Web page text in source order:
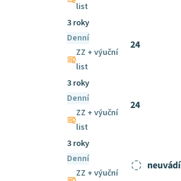
list
3 roky
Denní
ZZ + výuční
list
24
3 roky
Denní
ZZ + výuční
list
24
3 roky
Denní
ZZ + výuční
neuvádí